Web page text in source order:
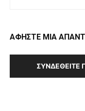
ΑΦΗΣΤΕ ΜΙΑ
ΣΥΝΔΕΘΕΊΤΕ